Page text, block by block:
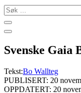
Søk
…
Svenske
Tekst:Bo Wallteg
PUBLISERT: 20
OPPDATERT: 20